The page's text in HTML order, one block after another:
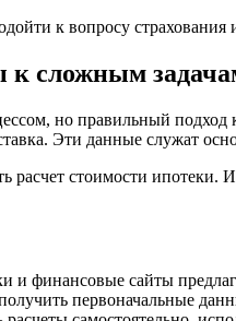
к вопросу
к сложным
но правильный
Эти данные служат
расчет стоимости
и финансовые сайты
первоначальные